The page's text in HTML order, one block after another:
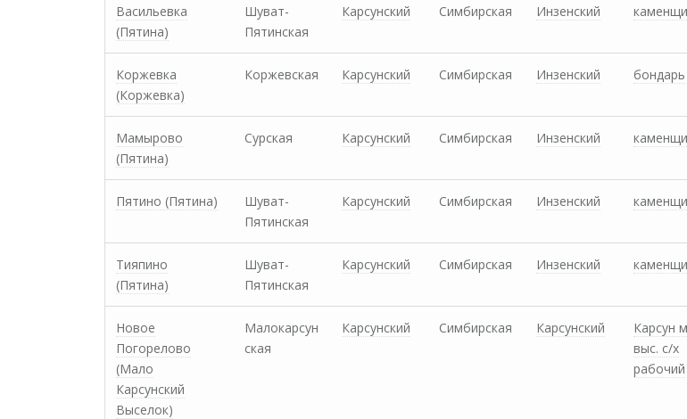
Васильевка
(Пятина)
Шуват-
Пятинская
Карсунский Симбирская Инзенский
Коржевка
(Коржевка)
Коржевская Карсунский Симбирская Инзенский бондарь
Мамырово
(Пятина)
Сурская Карсунский Симбирская Инзенский
Пятино (Пятина)
Шуват-
Пятинская
Карсунский Симбирская Инзенский
Тияпино
(Пятина)
Шуват-
Пятинская
Карсунский Симбирская Инзенский
Новое
Погорелово
(Мало
Карсунский
Выселок)
Малокарсун
ская
Карсунский Симбирская Карсунский
Карсун
выс. с/х
рабочий